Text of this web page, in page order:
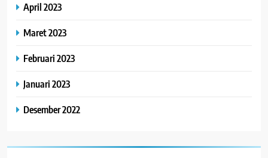
April 2023
Maret 2023
Februari 2023
Januari 2023
Desember 2022